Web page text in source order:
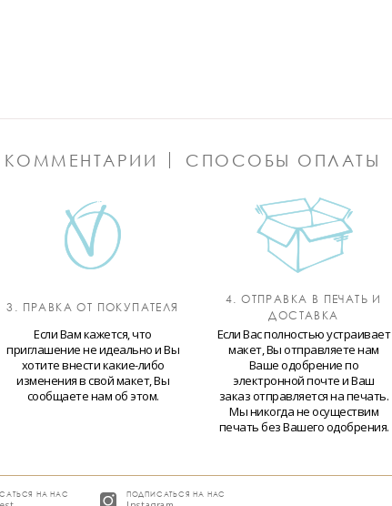
КОММЕНТАРИИ СПОСОБЫ ОПЛАТЫ
3. ПРАВКА ОТ ПОКУПАТЕЛЯ
Если Вам кажется, что
приглашение не идеально и Вы
хотите внести какие-либо
изменения в свой макет, Вы
сообщаете нам об этом.
4. ОТПРАВКА В ПЕЧАТЬ И
ДОСТАВКА
Если Вас полностью устраивает
макет, Вы отправляете нам
Ваше одобрение по
электронной почте и Ваш
заказ отправляется на печать.
Мы никогда не осуществим
печать без Вашего одобрения.
НА НАС ПОДПИСАТЬСЯ НА НАС